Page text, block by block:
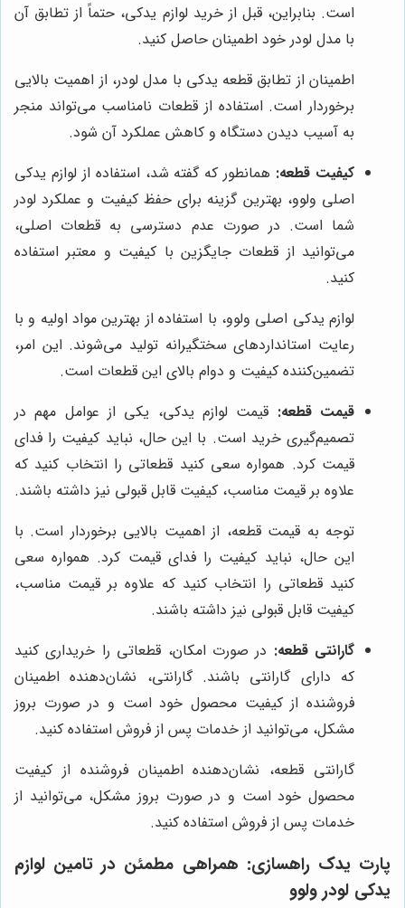
است. بنابراین، قبل از خرید لوازم یدکی، حتماً از تطابق آن
با مدل لودر خود اطمینان حاصل کنید.
اطمینان از تطابق قطعه یدکی با مدل لودر، از اهمیت بالایی
برخوردار است. استفاده از قطعات نامناسب می‌تواند منجر
به آسیب دیدن دستگاه و کاهش عملکرد آن شود.
کیفیت قطعه: همانطور که گفته شد، استفاده از لوازم یدکی
اصلی ولوو، بهترین گزینه برای حفظ کیفیت و عملکرد لودر
شما است. در صورت عدم دسترسی به قطعات اصلی،
می‌توانید از قطعات جایگزین با کیفیت و معتبر استفاده
کنید.
لوازم یدکی اصلی ولوو، با استفاده از بهترین مواد اولیه و با
رعایت استانداردهای سختگیرانه تولید می‌شوند. این امر،
تضمین‌کننده کیفیت و دوام بالای این قطعات است.
قیمت قطعه: قیمت لوازم یدکی، یکی از عوامل مهم در
تصمیم‌گیری خرید است. با این حال، نباید کیفیت را فدای
قیمت کرد. همواره سعی کنید قطعاتی را انتخاب کنید که
علاوه بر قیمت مناسب، کیفیت قابل قبولی نیز داشته باشند.
توجه به قیمت قطعه، از اهمیت بالایی برخوردار است. با
این حال، نباید کیفیت را فدای قیمت کرد. همواره سعی
کنید قطعاتی را انتخاب کنید که علاوه بر قیمت مناسب،
کیفیت قابل قبولی نیز داشته باشند.
گارانتی قطعه: در صورت امکان، قطعاتی را خریداری کنید
که دارای گارانتی باشند. گارانتی، نشان‌دهنده اطمینان
فروشنده از کیفیت محصول خود است و در صورت بروز
مشکل، می‌توانید از خدمات پس از فروش استفاده کنید.
گارانتی قطعه، نشان‌دهنده اطمینان فروشنده از کیفیت
محصول خود است و در صورت بروز مشکل، می‌توانید از
خدمات پس از فروش استفاده کنید.
پارت یدک راهسازی: همراهی مطمئن در تامین لوازم
یدکی لودر ولوو